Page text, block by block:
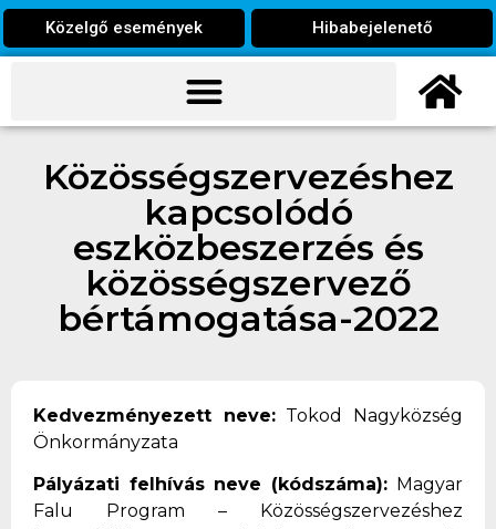
Közelgő események Hibabejelenető
Közösségszervezéshez
kapcsolódó
eszközbeszerzés és
közösségszervező
bértámogatása-2022
Kedvezményezett neve:Tokod Nagyközség
Önkormányzata
Pályázati felhívás neve (kódszáma): Magyar
Falu Program – Közösségszervezéshez